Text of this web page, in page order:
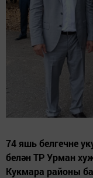
74 яшь белгечне
белән ТР Урман
Кукмара районы